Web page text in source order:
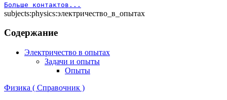
Больше контактов...
subjects:physics:электричество_в_опытах
Содержание
Электричество в опытах
Задачи и опыты
Опыты
Физика ( Справочник )